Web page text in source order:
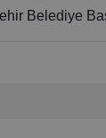
Belediye